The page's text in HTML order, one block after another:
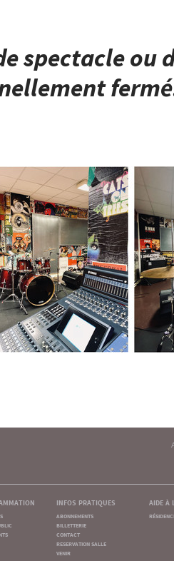
spectacle ou
infos pratiques
abonnements
billetterie
contact
reservation salle
venir
aide